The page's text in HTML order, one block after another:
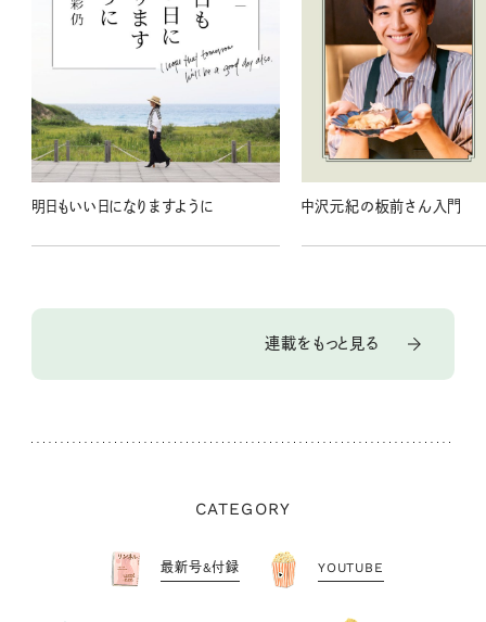
明日もいい日になりますように 中沢元紀の板前さん入門
連載をもっと見る
CATEGORY
最新号&付録 YOUTUBE